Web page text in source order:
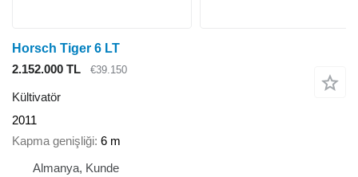
Horsch Tiger 6 LT
2.152.000 TL
€39.150
Kültivatör
2011
Kapma genişliği 6 m
Almanya, Kunde